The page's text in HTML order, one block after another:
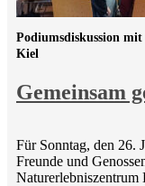
Gemeinsam
Podiumsdiskussion
Kiel
Für Sonntag, den 26.
Freunde und